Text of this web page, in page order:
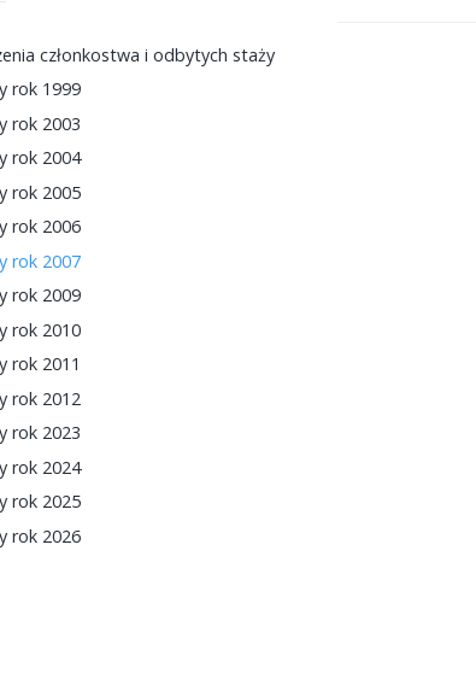
członkostwa i odbytych staży
rok 1999
rok 2003
rok 2004
rok 2005
rok 2006
rok 2007
rok 2009
rok 2010
rok 2011
rok 2012
rok 2023
rok 2024
rok 2025
rok 2026